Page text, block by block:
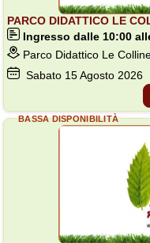
PARCO DIDATTICO LE
Ingresso dalle 10:00
Parco Didattico Le
Sabato 15Agosto 2026
BASSA DISPONIBILITÀ